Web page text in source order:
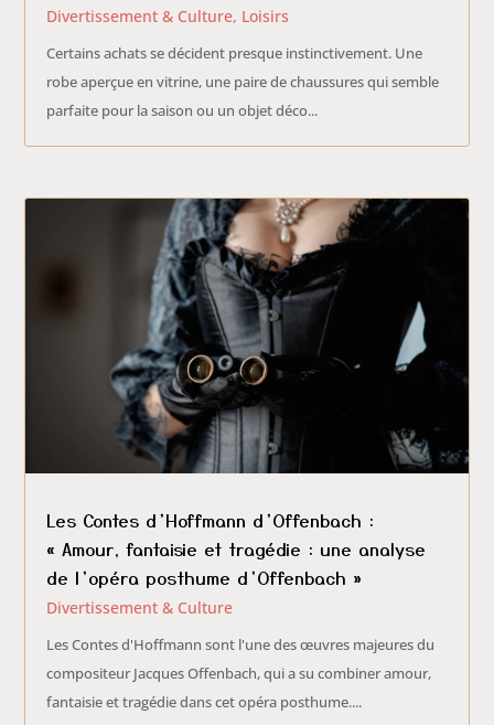
Divertissement & Culture, Loisirs
Certains achats se décident presque instinctivement. Une
robe aperçue en vitrine, une paire de chaussures qui semble
parfaite pour la saison ou un objet déco...
Les Contes d’Hoffmann d’Offenbach :
« Amour, fantaisie et tragédie : une analyse
de l’opéra posthume d’Offenbach »
Divertissement & Culture
Les Contes d'Hoffmann sont l'une des œuvres majeures du
compositeur Jacques Offenbach, qui a su combiner amour,
fantaisie et tragédie dans cet opéra posthume....